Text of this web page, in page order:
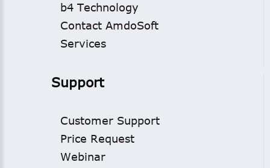
b4 Technology
Contact AmdoSoft
Services
Support
Customer Support
Price Request
Webinar